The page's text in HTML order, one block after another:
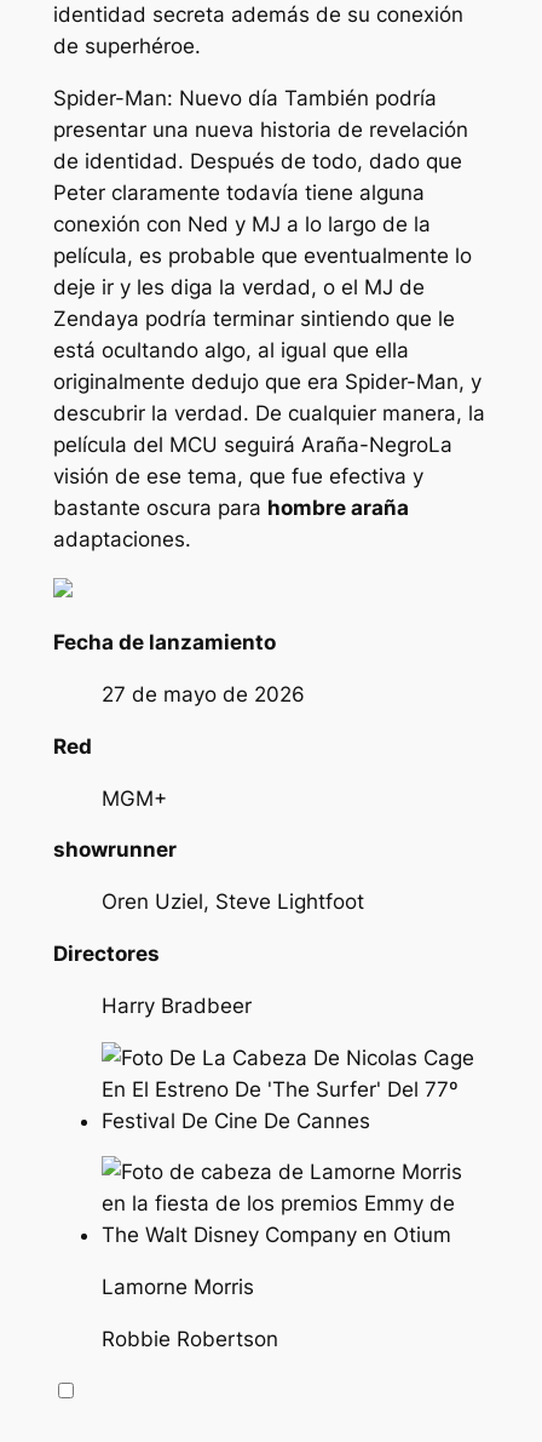
identidad secreta además de su conexión
de superhéroe.
Spider-Man: Nuevo día También podría
presentar una nueva historia de revelación
de identidad. Después de todo, dado que
Peter claramente todavía tiene alguna
conexión con Ned y MJ a lo largo de la
película, es probable que eventualmente lo
deje ir y les diga la verdad, o el MJ de
Zendaya podría terminar sintiendo que le
está ocultando algo, al igual que ella
originalmente dedujo que era Spider-Man, y
descubrir la verdad. De cualquier manera, la
película del MCU seguirá Araña-NegroLa
visión de ese tema, que fue efectiva y
bastante oscura para hombre araña
adaptaciones.
Fecha de lanzamiento
27 de mayo de 2026
Red
MGM+
showrunner
Oren Uziel, Steve Lightfoot
Directores
Harry Bradbeer
Lamorne Morris
Robbie Robertson